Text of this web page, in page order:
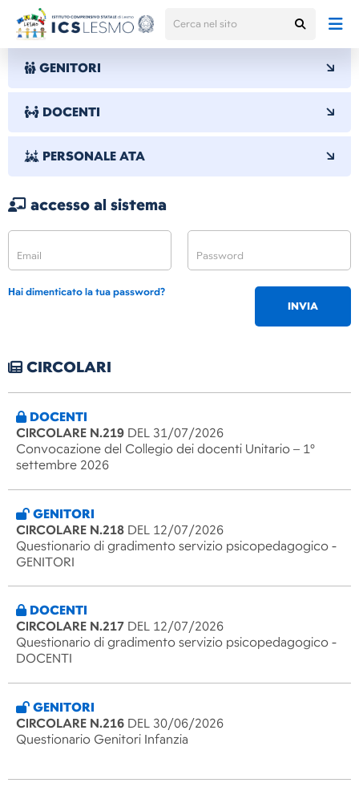
GENITORI
DOCENTI
PERSONALE ATA
accesso al sistema
Hai dimenticato la tua password?
INVIA
CIRCOLARI
DOCENTI
CIRCOLARE N.219 DEL 31/07/2026
Convocazione del Collegio dei docenti Unitario – 1°
settembre 2026
GENITORI
CIRCOLARE N.218 DEL 12/07/2026
Questionario di gradimento servizio psicopedagogico -
GENITORI
DOCENTI
CIRCOLARE N.217 DEL 12/07/2026
Questionario di gradimento servizio psicopedagogico -
DOCENTI
GENITORI
CIRCOLARE N.216 DEL 30/06/2026
Questionario Genitori Infanzia